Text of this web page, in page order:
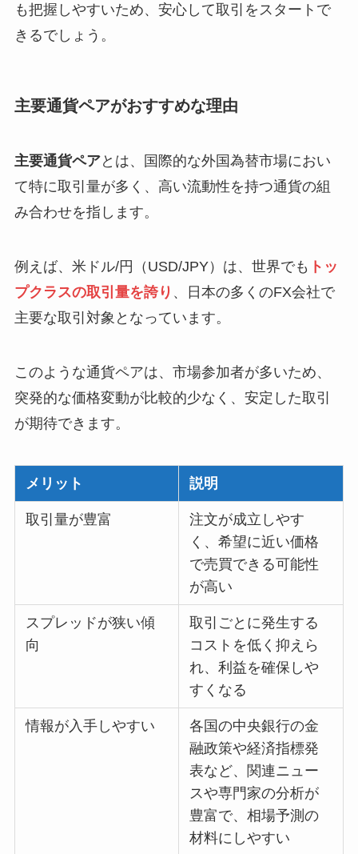
も把握しやすいため、安心して取引をスタートで
きるでしょう。
主要通貨ペアがおすすめな理由
主要通貨ペアとは、国際的な外国為替市場におい
て特に取引量が多く、高い流動性を持つ通貨の組
み合わせを指します。
例えば、米ドル/円（USD/JPY）は、世界でも トッ
プクラスの取引量を誇り 、日本の多くのFX会社で
主要な取引対象となっています。
このような通貨ペアは、市場参加者が多いため、
突発的な価格変動が比較的少なく、安定した取引
が期待できます。
メリット 説明
取引量が豊富
注文が成立しやす
く、希望に近い価格
で売買できる可能性
が高い
スプレッドが狭い傾
向
取引ごとに発生する
コストを低く抑えら
れ、利益を確保しや
すくなる
情報が入手しやすい
各国の中央銀行の金
融政策や経済指標発
表など、関連ニュー
スや専門家の分析が
豊富で、相場予測の
材料にしやすい